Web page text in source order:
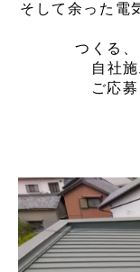
そして余った
つくる
自社
ご応